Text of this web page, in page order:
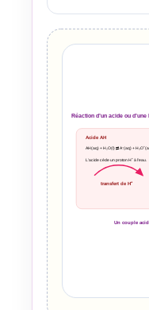
Réaction d’un acide ou d’une
Acide AH
AH(aq) + H₂O(l) ⇄ A⁻(aq) +
L’acide cède un proton H⁺ à l’eau.
transfert de H⁺
Un couple